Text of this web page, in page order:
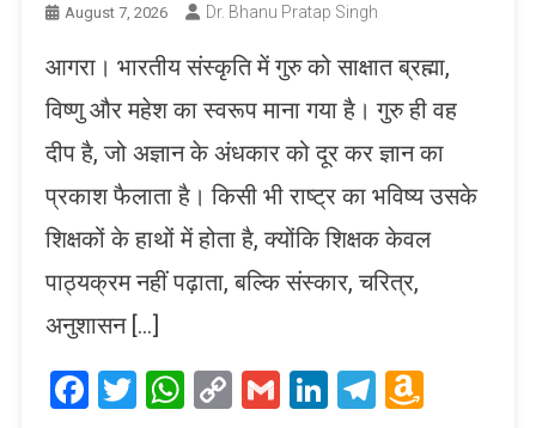
August 7, 2026 Dr. Bhanu Pratap Singh
आगरा। भारतीय संस्कृति में गुरु को साक्षात ब्रह्मा,
विष्णु और महेश का स्वरूप माना गया है। गुरु ही वह
दीप है, जो अज्ञान के अंधकार को दूर कर ज्ञान का
प्रकाश फैलाता है। किसी भी राष्ट्र का भविष्य उसके
शिक्षकों के हाथों में होता है, क्योंकि शिक्षक केवल
पाठ्यक्रम नहीं पढ़ाता, बल्कि संस्कार, चरित्र,
अनुशासन […]
Facebook
Twitter
WhatsApp
CopyGmailLinkedIn
Telegram